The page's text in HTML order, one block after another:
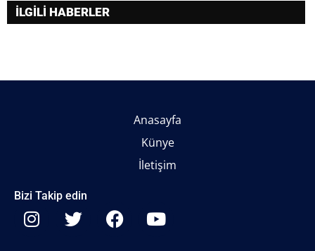
İLGİLİ HABERLER
Anasayfa
Künye
İletişim
Bizi Takip edin